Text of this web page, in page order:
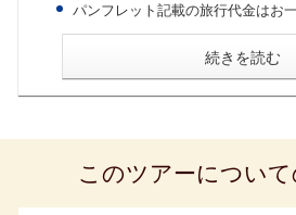
パンフレット記載の旅行代金はお
会員であることが条件です。お申
ASUKA CLUB」会員番号をお知ら
食事のご用意はございますが、粉
お一人様でご利用いただける客室
相部屋は承っていません。
客室の3人および4人利用について
続きを読む
このツアーについ